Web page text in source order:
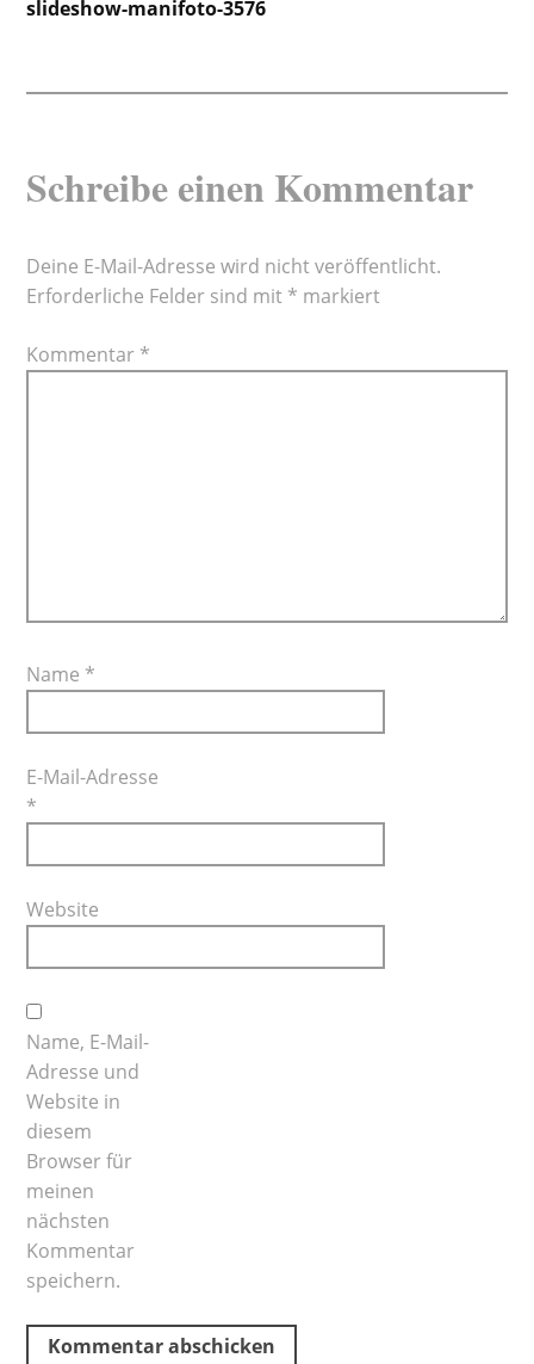
slideshow-manifoto-3576
Schreibe einen Kommentar
Deine E-Mail-Adresse wird nicht veröffentlicht.
Erforderliche Felder sind mit * markiert
Kommentar *
Name *
E-Mail-Adresse
*
Website
Name, E-Mail-
Adresse und
Website in
diesem
Browser für
meinen
nächsten
Kommentar
speichern.